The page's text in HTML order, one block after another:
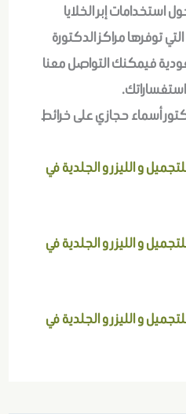
استخدامات إبر الخلايا
توفرها مراكز الدكتورة
فيمكنك التواصل معنا
أسماء حجازي على خرائط
و الليزر و الجلدية في
و الليزر و الجلدية في
و الليزر و الجلدية في